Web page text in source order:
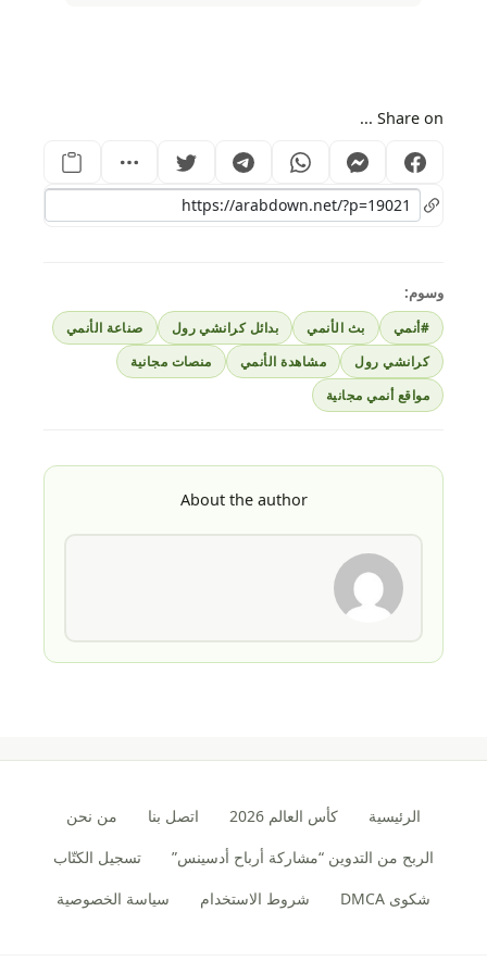
Share on ...
وسوم:
#أنمي بث الأنمي بدائل كرانشي رول
صناعة الأنمي
كرانشي رول
مشاهدة الأنمي
منصات مجانية
مواقع أنمي مجانية
About the author
الرئيسية كأس العالم 2026 اتصل بنا
من نحن
الربح من التدوين “مشاركة أرباح أدسينس”
تسجيل الكتّاب
شكوى DMCA
شروط الاستخدام سياسة الخصوصية